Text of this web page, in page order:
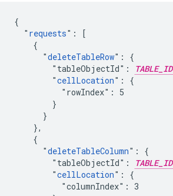
{
  "
requests": [
    {
      "
deleteTableRow": {
        "tableObjectId":
TABLE_ID
        "
cellLocation": {
          "rowIndex": 5
        }
      }
    },
    {
      "
deleteTableColumn": {
        "tableObjectId":
TABLE_ID
        "
cellLocation": {
          "columnIndex": 3